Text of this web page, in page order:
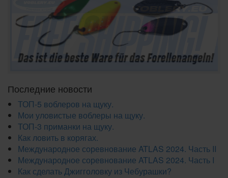
Последние новости
ТОП-5 воблеров на щуку.
Мои уловистые воблеры на щуку.
ТОП-3 приманки на щуку.
Как ловить в корягах.
Международное соревнование ATLAS 2024. Часть II
Международное соревнование ATLAS 2024. Часть I
Как сделать Джигголовку из Чебурашки?